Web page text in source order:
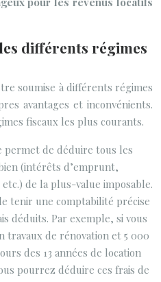
différents régimes
soumise à différents régimes
avantages et inconvénients.
fiscaux les plus courants.
permet de déduire tous les
(intérêts d’emprunt,
de la plus-value imposable.
tenir une comptabilité précise
déduits. Par exemple, si vous
travaux de rénovation et 5 000
des 13 années de location
pourrez déduire ces frais de